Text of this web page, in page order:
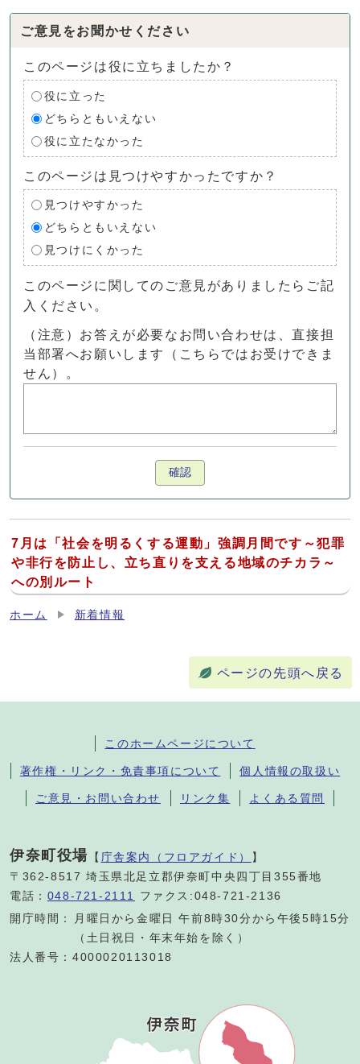
ご意見をお聞かせください
このページは役に立ちましたか？
役に立った
どちらともいえない
役に立たなかった
このページは見つけやすかったですか？
見つけやすかった
どちらともいえない
見つけにくかった
このページに関してのご意見がありましたらご記
入ください。
（注意）お答えが必要なお問い合わせは、直接担
当部署へお願いします（こちらではお受けできま
せん）。
確認
7月は「社会を明るくする運動」強調月間です～犯罪
や非行を防止し、立ち直りを支える地域のチカラ～
への別ルート
ホーム 新着情報
ページの先頭へ戻る
このホームページについて
著作権・リンク・免責事項について 個人情報の取扱い
ご意見・お問い合わせ リンク集 よくある質問
伊奈町役場 【 庁舎案内（フロアガイド） 】
〒362-8517 埼玉県北足立郡伊奈町中央四丁目355番地
電話： 048-721-2111
ファクス:048-721-2136
開庁時間：
月曜日から金曜日 午前8時30分から午後5時15分
（土日祝日・年末年始を除く）
法人番号：4000020113018